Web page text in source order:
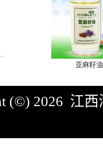
亚麻籽
(©) 2026 江西